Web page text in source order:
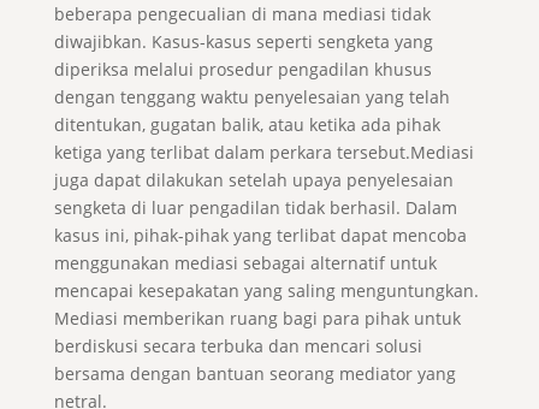
beberapa pengecualian di mana mediasi tidak
diwajibkan. Kasus-kasus seperti sengketa yang
diperiksa melalui prosedur pengadilan khusus
dengan tenggang waktu penyelesaian yang telah
ditentukan, gugatan balik, atau ketika ada pihak
ketiga yang terlibat dalam perkara tersebut.Mediasi
juga dapat dilakukan setelah upaya penyelesaian
sengketa di luar pengadilan tidak berhasil. Dalam
kasus ini, pihak-pihak yang terlibat dapat mencoba
menggunakan mediasi sebagai alternatif untuk
mencapai kesepakatan yang saling menguntungkan.
Mediasi memberikan ruang bagi para pihak untuk
berdiskusi secara terbuka dan mencari solusi
bersama dengan bantuan seorang mediator yang
netral.